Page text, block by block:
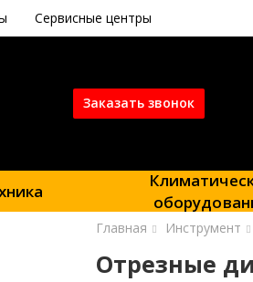
Сервисные центры
Заказать звонок
Главная Инструмент
Отрезные